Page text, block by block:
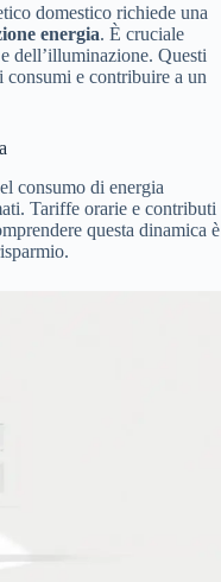
domestico richiede una
energia. È cruciale
dell’illuminazione. Questi
consumi e contribuire a un
consumo di energia
Tariffe orarie e contributi
questa dinamica è